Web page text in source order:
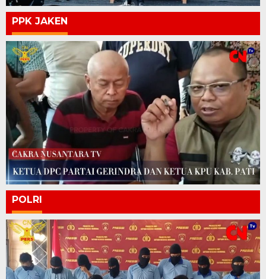
PPK JAKEN
POLRI